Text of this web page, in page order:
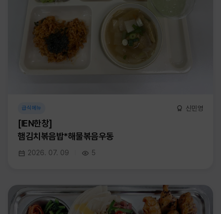
급식메뉴 신민영
[IEN한창]
햄김치볶음밥*해물볶음우동
2026. 07. 09 5